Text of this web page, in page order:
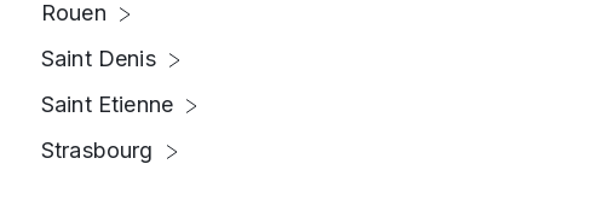
Rouen
Saint Denis
Saint Etienne
Strasbourg